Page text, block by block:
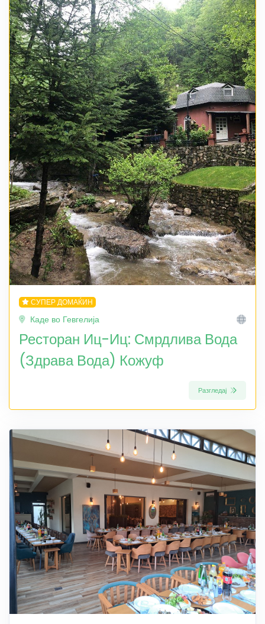
СУПЕР ДОМАЌИН
Каде во Гевгелија
Ресторан Иц-Иц: Смрдлива Вода
(Здрава Вода) Кожуф
Разгледај